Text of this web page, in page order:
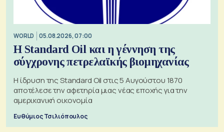
WORLD 05.08.2026, 07:00
Η Standard Oil και η γέννηση της
σύγχρονης πετρελαϊκής βιομηχανίας
Η ίδρυση της Standard Oil στις 5 Αυγούστου 1870
αποτέλεσε την αφετηρία μιας νέας εποχής για την
αμερικανική οικονομία
Ευθύμιος Τσιλιόπουλος